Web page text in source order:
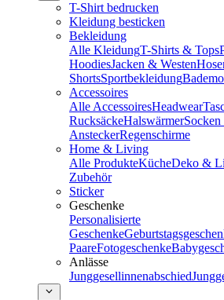
T-Shirt bedrucken
Kleidung besticken
Bekleidung
Alle KleidungT-Shirts & Tops
HoodiesJacken & Westen
ShortsSportbekleidung
Accessoires
Alle AccessoiresHeadwear
RucksäckeHalswärmer
AnsteckerRegenschirme
Home & Living
Alle ProdukteKücheDeko &
Zubehör
Sticker
Geschenke
Personalisierte
Geschenke
PaareFotogeschenke
Anlässe
Junggesellinnenabschied